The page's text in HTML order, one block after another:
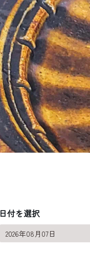
日付を選択